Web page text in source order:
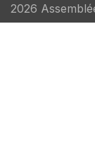
2026